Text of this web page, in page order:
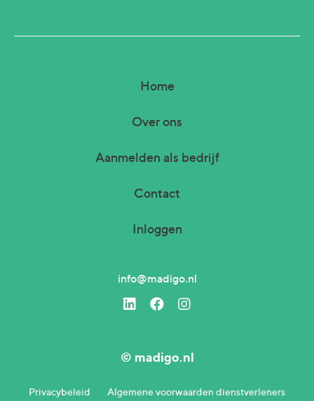
Home
Over ons
Aanmelden als bedrijf
Contact
Inloggen
info@madigo.nl
Privacybeleid Algemene voorwaarden dienstverleners
© madigo.nl